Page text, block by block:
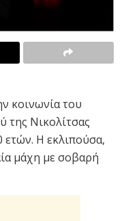
κοινωνία του
της Νικολίτσας
ετών. Η εκλιπούσα,
μάχη με σοβαρή